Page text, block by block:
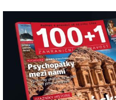
Image